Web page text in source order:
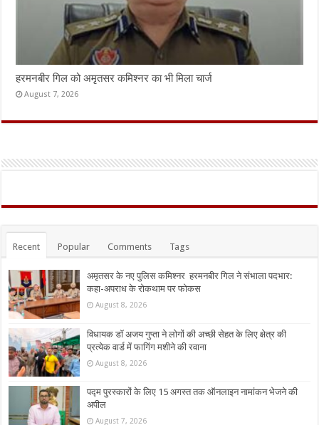
हरमनबीर गिल को अमृतसर कमिश्नर का भी मिला चार्ज
August 7, 2026
Recent Popular Comments Tags
अमृतसर के नए पुलिस कमिश्नर हरमनबीर गिल ने संभाला पदभार:
कहा-अपराध के रोकथाम पर फोकस
August 8, 2026
विधायक डॉ अजय गुप्ता ने लोगों की अच्छी सेहत के लिए क्षेत्र की
प्रत्येक वार्ड में फागिंग मशीने की रवाना
August 8, 2026
पद्म पुरस्कारों के लिए 15 अगस्त तक ऑनलाइन नामांकन भेजने की
अपील
August 7, 2026